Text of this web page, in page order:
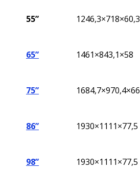
55” 1246,3×718×60,3
65” 1461×843,1×58
75” 1684,7×970,4×66
86” 1930×1111×77,5
98” 1930×1111×77,5